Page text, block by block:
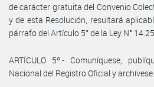
de carácter gratuita del Convenio
y de esta Resolución, resultará
párrafo del Artículo 5° de la Ley N°
ARTÍCULO 5º.- Comuníquese,
Nacional del Registro Oficial y